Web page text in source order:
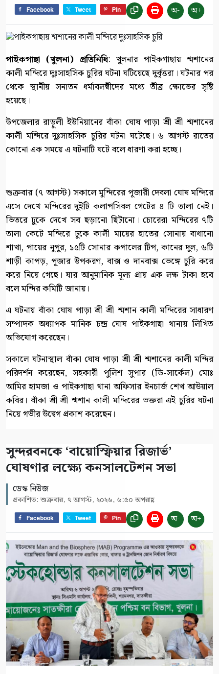
Facebook Tweet Pin অ- অ+
পাইকগাছা (খুলনা) প্রতিনিধি: খুলনার পাইকগাছায় শ্মশানের
কালী মন্দিরে দুঃসাহসিক চুরির ঘটনা ঘটিয়েছে দুর্বৃত্তরা। ঘটনার পর
থেকে স্থানীয় সনাতন ধর্মাবলম্বীদের মধ্যে তীব্র ক্ষোভের সৃষ্টি
হয়েছে।
উপজেলার রাড়ুলী ইউনিয়ানের বাঁকা ঘোষ পাড়া শ্রী শ্রী শ্মশানের
কালী মন্দিরে দুঃসাহসিক চুরির ঘটনা ঘটেছে। ৬ আগস্ট রাতের
কোনো এক সময়ে এ ঘটনাটি ঘটে বলে ধারণা করা হচ্ছে।
শুক্রবার (৭ আগস্ট) সকালে মুন্দিরের পূজারী দেবলা ঘোষ মন্দিরে
এসে দেখে মন্দিরের দুইটি কলাপসিবল গেটের ৪ টি তালা নেই।
ভিতরে ঢুকে দেখে সব ছড়ানো ছিটানো। চোরেরা মন্দিরের ৭টি
তালা কেটে মন্দিরে ঢুকে কালী মায়ের হাতের সোনায় বাধানো
শাখা, পায়ের নুপুর, ১৫টি সোনার কপালের টিপ, কানের দুল, ৬টি
শাড়ী কাপড়, পূজার উপকরণ, বাক্স ও দানবাক্স ভেঙ্গে চুরি করে
করে নিয়ে গেছে। যার আনুমানিক মূল্য প্রায় এক লক্ষ টাকা হবে
বলে মন্দির কমিটি জানায়।
এ ঘটনায় বাঁকা ঘোষ পাড়া শ্রী শ্রী শ্মশান কালী মন্দিরের সাধারণ
সম্পাদক অধ্যাপক মানিক চন্দ্র ঘোষ পাইকগাছা থানায় লিখিত
অভিযোগ করেছেন।
সকালে ঘটনাস্থাল বাঁকা ঘোষ পাড়া শ্রী শ্রী শ্মশানের কালী মন্দির
পরিদর্শন করেছেন, সহকারী পুলিশ সুপার (ডি-সার্কেল) মোঃ
আমির হামজা ও পাইকগাছা থানা অফিসার ইনচার্জ শেখ আউয়াল
কবির। বাঁকা শ্রী শ্রী শ্মশান কালী মন্দিরের ভক্তরা এই চুরির ঘটনা
নিয়ে গভীর উদ্বেগ প্রকাশ করেছেন।
সুন্দরবনকে ‘বায়োস্ফিয়ার রিজার্ভ’
ঘোষণার লক্ষ্যে কনসালটেশন সভা
ডেস্ক নিউজ
প্রকাশিত: শুক্রবার, ৭ আগস্ট, ২০২৬, ৬:৫০ অপরাহ্ণ
Facebook Tweet Pin অ- অ+